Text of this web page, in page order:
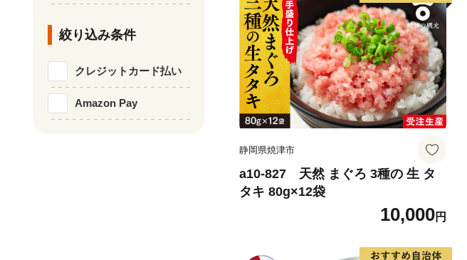
静岡県焼津市
a10-827 天然 まぐろ 3種の 生 タ
タキ 80g×12袋
10,000円
絞り込み条件
クレジットカード払い
Amazon Pay